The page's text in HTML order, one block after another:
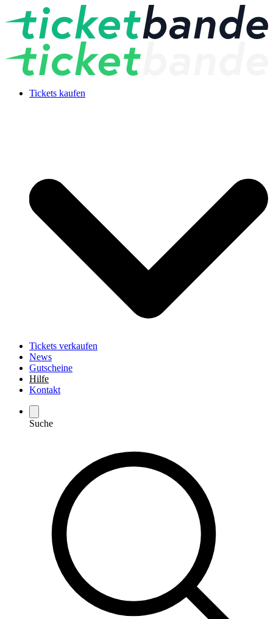
Tickets kaufen
Tickets verkaufen
News
Gutscheine
Hilfe
Kontakt
Suche